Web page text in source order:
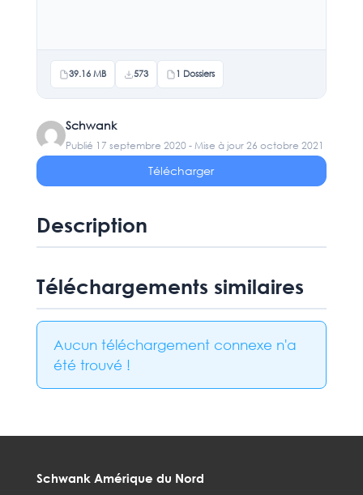
39.16 MB 573 1 Dossiers
Schwank
Publié 17 septembre 2020 - Mise à jour 26 octobre 2021
Télécharger
Description
Téléchargements similaires
Aucun téléchargement connexe n'a
été trouvé !
Schwank Amérique du Nord